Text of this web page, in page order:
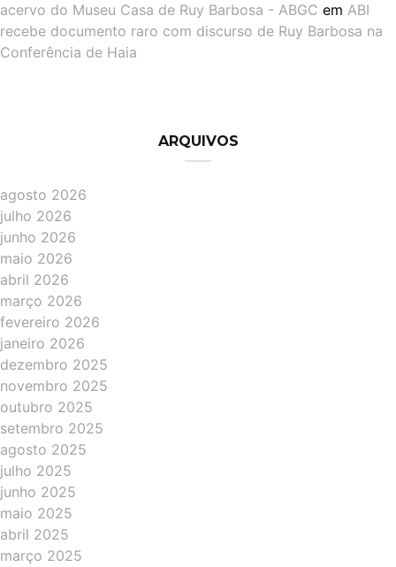
acervo do Museu Casa de Ruy Barbosa - ABGC em ABI
recebe documento raro com discurso de Ruy Barbosa na
Conferência de Haia
ARQUIVOS
agosto 2026
julho 2026
junho 2026
maio 2026
abril 2026
março 2026
fevereiro 2026
janeiro 2026
dezembro 2025
novembro 2025
outubro 2025
setembro 2025
agosto 2025
julho 2025
junho 2025
maio 2025
abril 2025
março 2025